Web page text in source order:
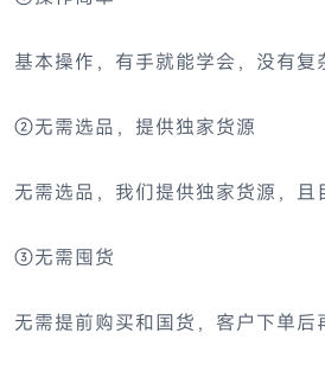
基本操作，有手就能学会，没有复
②无需选品，提供独家货源
无需选品，我们提供独家货源，
③无需囤货
无需提前购买和国货，客户下单